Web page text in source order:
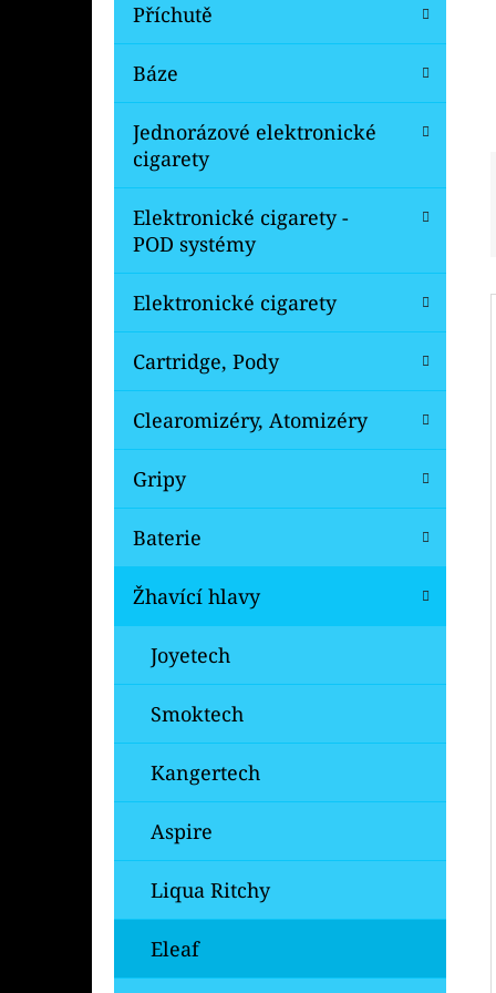
N
Příchutě
Báze
Jednorázové elektronické
cigarety
Elektronické cigarety -
POD systémy
Elektronické cigarety
Cartridge, Pody
Clearomizéry, Atomizéry
Gripy
Baterie
Žhavící hlavy
Joyetech
Smoktech
Kangertech
Aspire
Liqua Ritchy
Eleaf
OXVA XLIM V3 TOP FILL NÁHRADNÍ
99 Kč
Původně:109 Kč